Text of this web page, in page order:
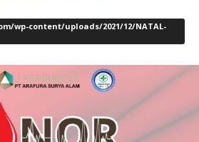
wp-content/uploads/2021/12/NATAL-